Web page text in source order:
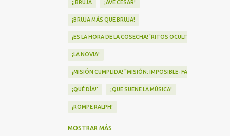
¡¡BRUJA ¡AVE CESAR!
¡BRUJA MÁS QUE BRUJA!
¡ES LA HORA DE LA COSECHA! 'RITOS OCULTOS' LLEGA A
¡LA NOVIA!
¡MISIÓN CUMPLIDA! "MISIÓN: IMPOSIBLE- FALLOUT" Nº1 EN
¡QUÉ DÍA!' ¡QUE SUENE LA MÚSICA!
¡ROMPE RALPH!
¡VA POR NOSOTRAS!
MOSTRAR MÁS